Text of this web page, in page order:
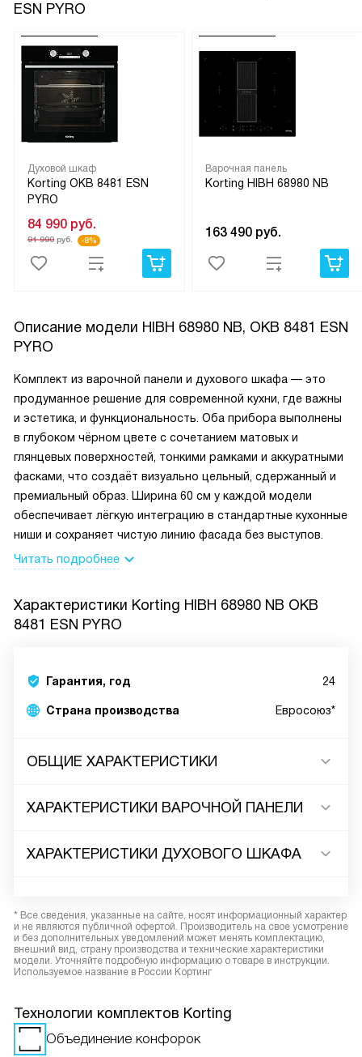
ESN PYRO
Духовой шкаф
Korting OKB 8481 ESN
PYRO
84 990 руб.
91 990 руб. -8%
Варочная панель
Korting HIBH 68980 NB
163 490 руб.
Описание модели HIBH 68980 NB, OKB 8481 ESN
PYRO
Комплект из варочной панели и духового шкафа — это
продуманное решение для современной кухни, где важны
и эстетика, и функциональность. Оба прибора выполнены
в глубоком чёрном цвете с сочетанием матовых и
глянцевых поверхностей, тонкими рамками и аккуратными
фасками, что создаёт визуально цельный, сдержанный и
премиальный образ. Ширина 60 см у каждой модели
обеспечивает лёгкую интеграцию в стандартные кухонные
ниши и сохраняет чистую линию фасада без выступов.
Читать подробнее
Характеристики Korting HIBH 68980 NB OKB
8481 ESN PYRO
Гарантия, год 24
Страна производства Евросоюз*
ОБЩИЕ ХАРАКТЕРИСТИКИ
ХАРАКТЕРИСТИКИ ВАРОЧНОЙ ПАНЕЛИ
ХАРАКТЕРИСТИКИ ДУХОВОГО ШКАФА
* Все сведения, указанные на сайте, носят информационный характер
и не являются публичной офертой. Производитель на свое усмотрение
и без дополнительных уведомлений может менять комплектацию,
внешний вид, страну производства и технические характеристики
модели. Уточняйте подробную информацию о товаре в инструкции.
Используемое название в России Кортинг
Технологии комплектов Korting
Объединение конфорок